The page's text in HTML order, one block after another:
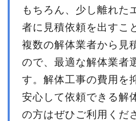
もちろん、少し離れた
者に見積依頼を出すこ
複数の解体業者から見
ので、最適な解体業者
す。解体工事の費用を
安心して依頼できる解
の方はぜひご利用くだ